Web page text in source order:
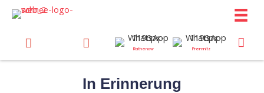
Zum
Inhalt
springen
Rathenow Premnitz
In Erinnerung